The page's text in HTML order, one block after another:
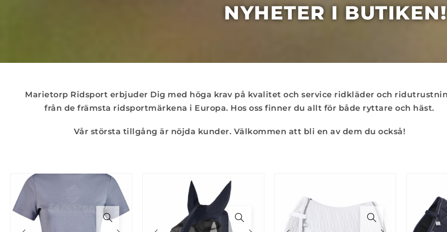
NYHETER I BUTIKEN!
Marietorp Ridsport erbjuder Dig med höga krav på kvalitet och service ridkläder och
från de främsta ridsportmärkena i Europa. Hos oss finner du allt för både ryttare och häst.
Vår största tillgång är nöjda kunder. Välkommen att bli en av dem du också!